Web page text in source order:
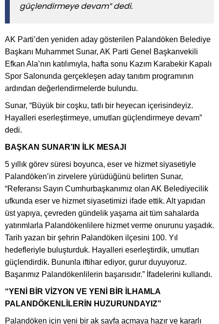
güçlendirmeye devam” dedi.
AK Parti’den yeniden aday gösterilen Palandöken Belediye
Başkanı Muhammet Sunar, AK Parti Genel Başkanvekili
Efkan Ala’nın katılımıyla, hafta sonu Kazım Karabekir Kapalı
Spor Salonunda gerçekleşen aday tanıtım programının
ardından değerlendirmelerde bulundu.
Sunar, “Büyük bir coşku, tatlı bir heyecan içerisindeyiz.
Hayalleri eserleştirmeye, umutları güçlendirmeye devam”
dedi.
BAŞKAN SUNAR’IN İLK MESAJI
5 yıllık görev süresi boyunca, eser ve hizmet siyasetiyle
Palandöken’in zirvelere yürüdüğünü belirten Sunar,
“Referansı Sayın Cumhurbaşkanımız olan AK Belediyecilik
ufkunda eser ve hizmet siyasetimizi ifade ettik. Alt yapıdan
üst yapıya, çevreden gündelik yaşama ait tüm sahalarda
yatırımlarla Palandökenlilere hizmet verme onurunu yaşadık.
Tarih yazan bir şehrin Palandöken ilçesini 100. Yıl
hedefleriyle buluşturduk. Hayalleri eserleştirdik, umutları
güçlendirdik. Bununla iftihar ediyor, gurur duyuyoruz.
Başarımız Palandökenlilerin başarısıdır.” İfadelerini kullandı.
“YENİ BİR VİZYON VE YENİ BİR İLHAMLA
PALANDÖKENLİLERİN HUZURUNDAYIZ”
Palandöken için yeni bir ak sayfa açmaya hazır ve kararlı